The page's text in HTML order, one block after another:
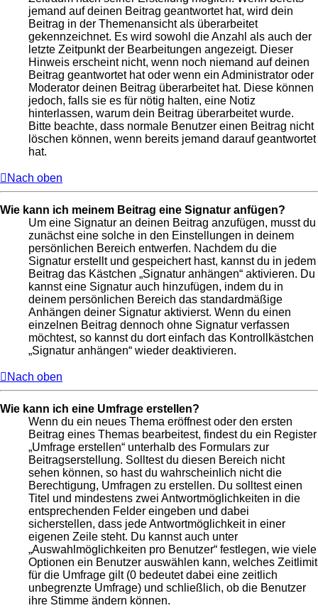
jemand auf deinen Beitrag geantwortet hat, wird dein
Beitrag in der Themenansicht als überarbeitet
gekennzeichnet. Es wird sowohl die Anzahl als auch der
letzte Zeitpunkt der Bearbeitungen angezeigt. Dieser
Hinweis erscheint nicht, wenn noch niemand auf deinen
Beitrag geantwortet hat oder wenn ein Administrator oder
Moderator deinen Beitrag überarbeitet hat. Diese können
jedoch, falls sie es für nötig halten, eine Notiz
hinterlassen, warum dein Beitrag überarbeitet wurde.
Bitte beachte, dass normale Benutzer einen Beitrag nicht
löschen können, wenn bereits jemand darauf geantwortet
hat.
Nach oben
Wie kann ich meinem Beitrag eine Signatur anfügen?
Um eine Signatur an deinen Beitrag anzufügen, musst du
zunächst eine solche in den Einstellungen in deinem
persönlichen Bereich entwerfen. Nachdem du die
Signatur erstellt und gespeichert hast, kannst du in jedem
Beitrag das Kästchen „Signatur anhängen“ aktivieren. Du
kannst eine Signatur auch hinzufügen, indem du in
deinem persönlichen Bereich das standardmäßige
Anhängen deiner Signatur aktivierst. Wenn du einen
einzelnen Beitrag dennoch ohne Signatur verfassen
möchtest, so kannst du dort einfach das Kontrollkästchen
„Signatur anhängen“ wieder deaktivieren.
Nach oben
Wie kann ich eine Umfrage erstellen?
Wenn du ein neues Thema eröffnest oder den ersten
Beitrag eines Themas bearbeitest, findest du ein Register
„Umfrage erstellen“ unterhalb des Formulars zur
Beitragserstellung. Solltest du diesen Bereich nicht
sehen können, so hast du wahrscheinlich nicht die
Berechtigung, Umfragen zu erstellen. Du solltest einen
Titel und mindestens zwei Antwortmöglichkeiten in die
entsprechenden Felder eingeben und dabei
sicherstellen, dass jede Antwortmöglichkeit in einer
eigenen Zeile steht. Du kannst auch unter
„Auswahlmöglichkeiten pro Benutzer“ festlegen, wie viele
Optionen ein Benutzer auswählen kann, welches Zeitlimit
für die Umfrage gilt (0 bedeutet dabei eine zeitlich
unbegrenzte Umfrage) und schließlich, ob die Benutzer
ihre Stimme ändern können.